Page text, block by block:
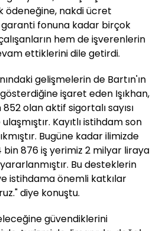
ödeneğine, nakdi ücret
fonuna kadar birçok
hem de işverenlerin
ettiklerini dile getirdi.
gelişmelerin de Bartın'ın
işaret eden Işıkhan,
852 olan aktif sigortalı sayısı
Kayıtlı istihdam son
Bugüne kadar ilimizde
876 iş yerimiz 2 milyar liraya
Bu desteklerin
istihdama önemli katkılar
diye konuştu.
güvendiklerini